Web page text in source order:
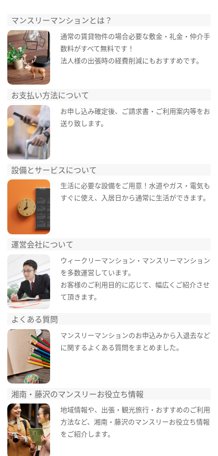
マンスリーマンションとは？
通常の賃貸物件の場合必要な敷金・礼金・仲介手
数料がすべて無料です！
法人様の出張時の経費削減にもおすすめです。
お支払い方法について
お申し込み確定後、ご請求書・ご利用案内等をお
送り致します。
設備とサービスについて
生活に必要な設備をご用意！水道やガス・電気も
すぐに使え、入居日から通常に生活ができます。
運営会社について
ウィークリーマンション・マンスリーマンション
を多数運営しています。
お客様のご利用目的に応じて、幅広くご紹介させ
て頂きます。
よくある質問
マンスリーマンションのお申込みから入退去など
に関するよくある質問をまとめました。
湘南・藤沢のマンスリーお役立ち情報
地域情報や、出張・観光旅行・おすすめのご利用
方法など、湘南・藤沢のマンスリーお役立ち情報
をご紹介します。